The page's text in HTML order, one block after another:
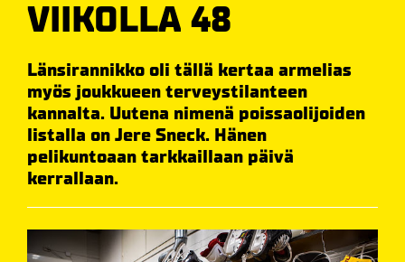
VIIKOLLA 48
Länsirannikko oli tällä kertaa armelias
myös joukkueen terveystilanteen
kannalta. Uutena nimenä poissaolijoiden
listalla on Jere Sneck. Hänen
pelikuntoaan tarkkaillaan päivä
kerrallaan.